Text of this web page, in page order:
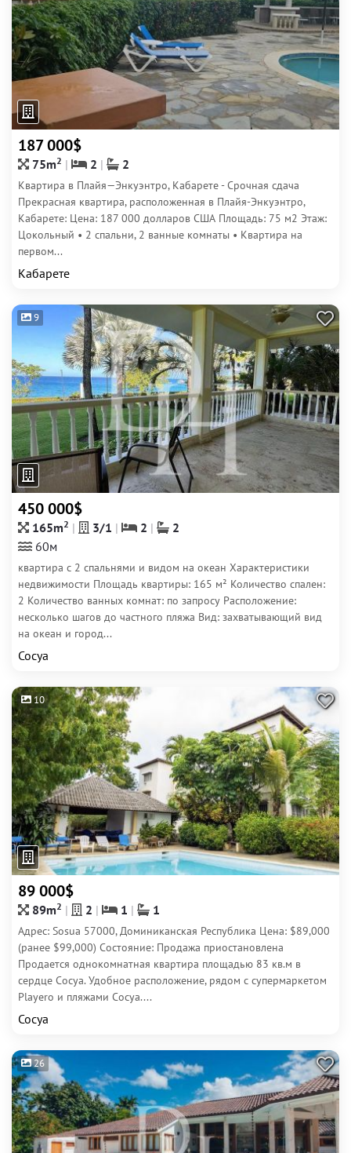
187 000$
75m2 2 2
Квартира в Плайя—Энкуэнтро, Кабарете - Срочная сдача
Прекрасная квартира, расположенная в Плайя-Энкуэнтро,
Кабарете: Цена: 187 000 долларов США Площадь: 75 м2 Этаж:
Цокольный • 2 спальни, 2 ванные комнаты • Квартира на
первом...
Кабарете
9
450 000$
165m2 3/1 2
2
60м
квартира с 2 спальнями и видом на океан Характеристики
недвижимости Площадь квартиры: 165 м² Количество спален:
2 Количество ванных комнат: по запросу Расположение:
несколько шагов до частного пляжа Вид: захватывающий вид
на океан и город...
Сосуа
10
89 000$
89m2 2 1 1
Адрес: Sosua 57000, Доминиканская Республика Цена: $89,000
(ранее $99,000) Состояние: Продажа приостановлена
Продается однокомнатная квартира площадью 83 кв.м в
сердце Сосуа. Удобное расположение, рядом с супермаркетом
Playero и пляжами Сосуа....
Сосуа
26